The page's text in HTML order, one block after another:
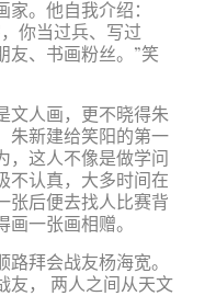
。他自我介绍：
你当过兵、写过
友、书画粉丝。”笑
文人画，更不晓得朱
朱新建给笑阳的第一
，这人不像是做学问
不认真，大多时间在
张后便去找人比赛背
一张画相赠。
拜会战友杨海宽。
友， 两人之间从天文